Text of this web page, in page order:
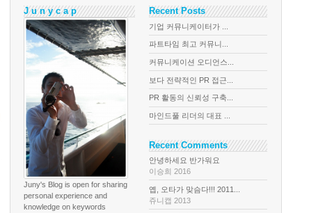
J u n y c a p
Juny's Blog is open for sharing
personal experience and
knowledge on keywords
Recent Posts
기업 커뮤니케이터가 ...
파트타임 최고 커뮤니...
커뮤니케이션 오디언스...
보다 전략적인 PR 접근...
PR 활동의 신뢰성 구축...
마인드풀 리더의 대표 ...
Recent Comments
안녕하세요 반가워요
이승희 2016
옙, 오타가 맞슴다!!! 2011...
쥬니캡 2013